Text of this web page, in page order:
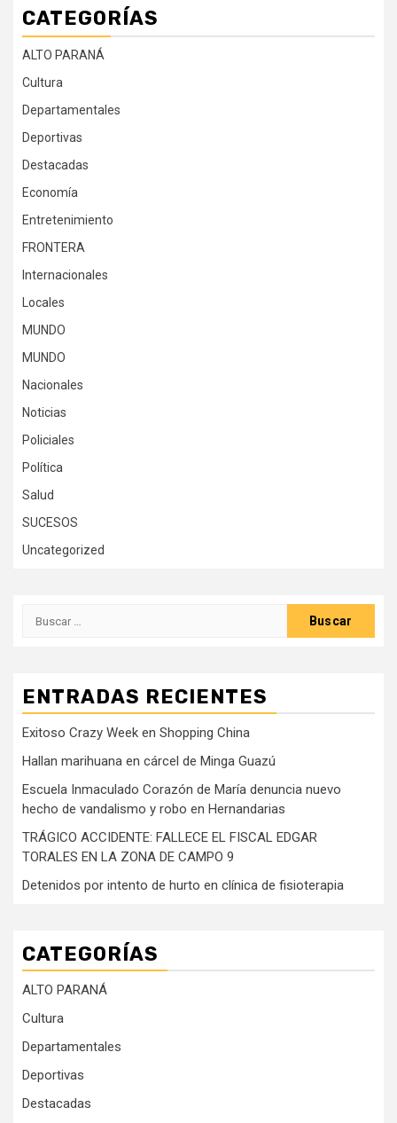
CATEGORÍAS
ALTO PARANÁ
Cultura
Departamentales
Deportivas
Destacadas
Economía
Entretenimiento
FRONTERA
Internacionales
Locales
MUNDO
MUNDO
Nacionales
Noticias
Policiales
Política
Salud
SUCESOS
Uncategorized
Buscar:
ENTRADAS RECIENTES
Exitoso Crazy Week en Shopping China
Hallan marihuana en cárcel de Minga Guazú
Escuela Inmaculado Corazón de María denuncia nuevo
hecho de vandalismo y robo en Hernandarias
TRÁGICO ACCIDENTE: FALLECE EL FISCAL EDGAR
TORALES EN LA ZONA DE CAMPO 9
Detenidos por intento de hurto en clínica de fisioterapia
CATEGORÍAS
ALTO PARANÁ
Cultura
Departamentales
Deportivas
Destacadas